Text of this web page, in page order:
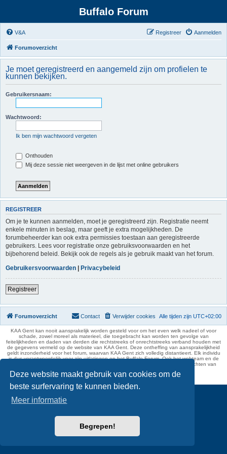
Deze website maakt gebruik van cookies om de
beste surfervaring te kunnen bieden.
Meer informatie
Begrepen!
Buffalo Forum
V&A Aanmelden
Registreer
Forumoverzicht
Je moet geregistreerd en aangemeld zijn om profielen te
kunnen bekijken.
Gebruikersnaam:
Wachtwoord:
Ik ben mijn wachtwoord vergeten
Onthouden
Mij deze sessie niet weergeven in de lijst met online gebruikers
REGISTREER
Om je te kunnen aanmelden, moet je geregistreerd zijn. Registratie neemt
enkele minuten in beslag, maar geeft je extra mogelijkheden. De
forumbeheerder kan ook extra permissies toestaan aan geregistreerde
gebruikers. Lees voor registratie onze gebruiksvoorwaarden en het
bijbehorend beleid. Bekijk ook de regels als je gebruik maakt van het forum.
Gebruikersvoorwaarden | Privacybeleid
Registreer
Forumoverzicht Alle tijden zijn UTC+02:00
Verwijder cookies
Contact
KAA Gent kan nooit aansprakelijk worden gesteld voor om het even welk nadeel of voor
schade, zowel moreel als materieel, die toegebracht kan worden ten gevolge van
feitelijkheden en daden van derden die rechtstreeks of onrechtstreeks verband houden met
de gegevens vermeld op de website van KAA Gent. Deze ontheffing van aansprakelijkheid
geldt inzonderheid voor het forum, waarvan KAA Gent zich volledig distantieert. Elk individu
is dus verantwoordelijk voor zijn uitlatingen op het Buffalo Forum. Ook het webteam en de
moderators kunnen niet aansprakelijk gesteld worden voor de inhoud van berichten van
phpBB Two Factor Authentication ©paul999